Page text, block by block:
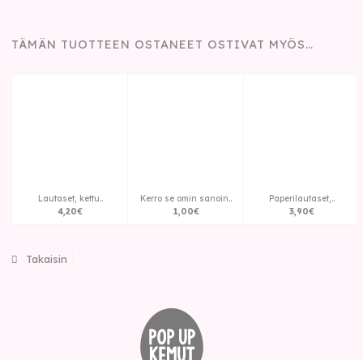
TÄMÄN TUOTTEEN OSTANEET OSTIVAT MYÖS…
Lautaset, kettu..
4 ,20€
Kerro se omin sanoin..
1 00€
Paperilautaset,..
3 90€
Takaisin